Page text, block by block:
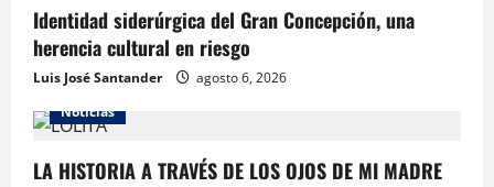
Identidad siderúrgica del Gran Concepción, una
herencia cultural en riesgo
Luis José Santander
agosto 6, 2026
Noticias
LA HISTORIA A TRAVÉS DE LOS OJOS DE MI MADRE